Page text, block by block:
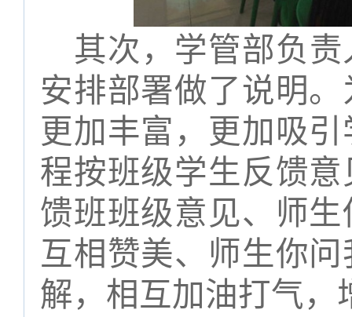
其次，学管部负
安排部署做了说明
更加丰富，更加吸
程按班级学生反馈
馈班班级意见、师
互相赞美、师生你
解，相互加油打气，